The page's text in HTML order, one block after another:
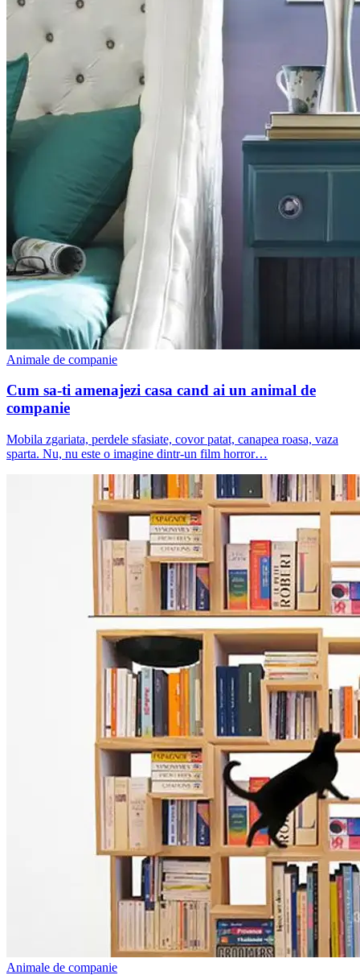
Animale de companie
Cum sa-ti amenajezi casa cand ai un animal de
companie
Mobila zgariata, perdele sfasiate, covor patat, canapea roasa, vaza
sparta. Nu, nu este o imagine dintr-un film horror…
Animale de companie